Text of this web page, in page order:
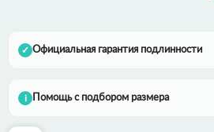
✓ Официальная гарантия подлинности
i Помощь с подбором размера